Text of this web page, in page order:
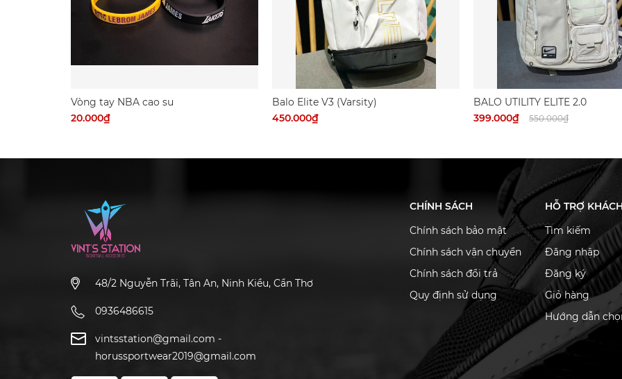
Vòng tay NBA cao su
20.000₫
Balo Elite V3 (Varsity)
450.000₫
BALO UTILITY ELITE 2.0
399.000₫
550.000₫
48/2 Nguyễn Trãi, Tân An, Ninh Kiều, Cần Thơ
0936486615
vintsstation@gmail.com -
horussportwear2019@gmail.com
CHÍNH SÁCH
Chính sách bảo mật
Chính sách vận chuyển
Chính sách đổi trả
Quy định sử dụng
HỖ TRỢ
Tìm kiếm
Đăng nhập
Đăng ký
Giỏ hàng
Hướng dẫn